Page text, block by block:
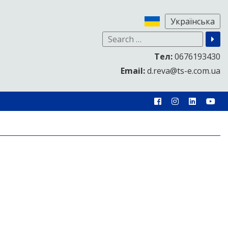
Тел:0676193430
Email:d.reva@ts-e.com.ua